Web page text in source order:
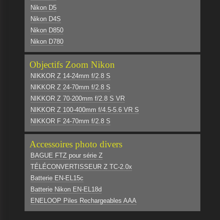
Nikon D5
Nikon D4S
Nikon D850
Nikon D780
Objectifs Zoom Nikon
NIKKOR Z 14-24mm f/2.8 S
NIKKOR Z 24-70mm f/2.8 S
NIKKOR Z 70-200mm f/2.8 S VR
NIKKOR Z 100-400mm f/4.5-5.6 VR S
NIKKOR F 24-70mm f/2.8 S
Accessoires photo divers
BAGUE FTZ pour série Z
TÉLÉCONVERTISSEUR Z TC-2.0x
Batterie EN-EL15c
Batterie Nikon EN-EL18d
ENELOOP Piles Rechargeables AAA